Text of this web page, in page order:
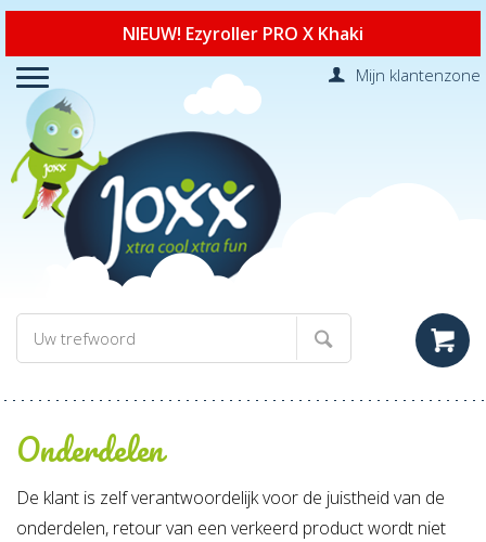
NIEUW! Ezyroller PRO X Khaki
Mijn klantenzone
Onderdelen
De klant is zelf verantwoordelijk voor de juistheid van de
onderdelen, retour van een verkeerd product wordt niet